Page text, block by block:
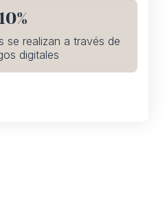
10%
se realizan a través de
digitales